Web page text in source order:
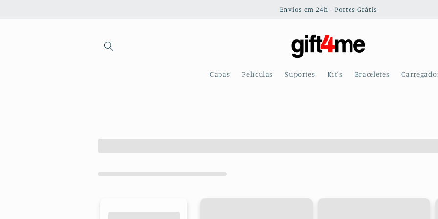
conteúdo
Envios em 24h - Portes Grátis
Capas Películas Suportes Kit´s Braceletes